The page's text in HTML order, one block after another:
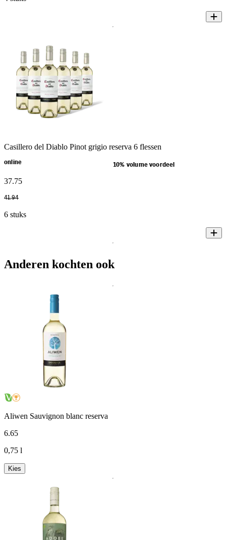
Casillero del Diablo Pinot grigio reserva 6 flessen
online 10% volume voordeel
37.75
41.94
6 stuks
Anderen kochten ook
Aliwen Sauvignon blanc reserva
6.65
0,75 l
Kies